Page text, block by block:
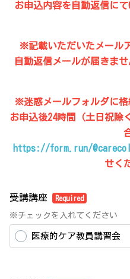
お申込内容を自動返信にて
※記載いただいたメール
自動返信メールが届きま
※迷惑メールフォルダに
お申込後24時間（土日祝除
https://form.run/
せく
受講講座 Required
※チェックを入れてください
医療的ケア教員講習会